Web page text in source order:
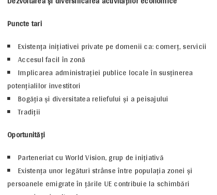
Puncte tari
Existenţa iniţiativei private pe domenii ca: comerţ, servicii
Accesul facil în zonă
Implicarea administraţiei publice locale în susţinerea
potenţialilor investitori
Bogăţia şi diversitatea reliefului şi a peisajului
Tradiţii
Oportunităţi
Parteneriat cu World Vision, grup de iniţiativă
Existenţa unor legături strânse între populaţia zonei şi
persoanele emigrate în ţările UE contribuie la schimbări